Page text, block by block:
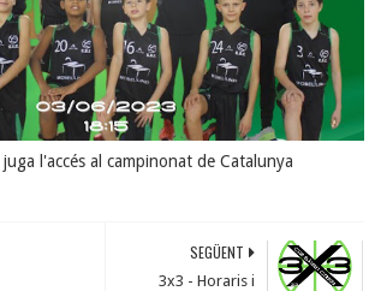
l'accés al campinonat de Catalunya
SEGÜENT
3x3 - Horaris i